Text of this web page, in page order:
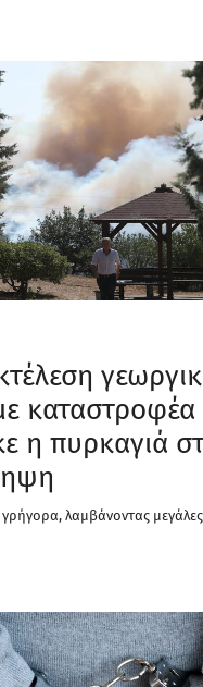
καταστροφέα
η πυρκαγιά
λαμβάνοντας μεγάλες